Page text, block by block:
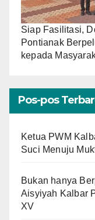
Siap Fasilitasi,
Pontianak
kepada
Pos-pos
Ketua PWM
Suci Menuju
Bukan hanya
Aisyiyah Kalbar
XV